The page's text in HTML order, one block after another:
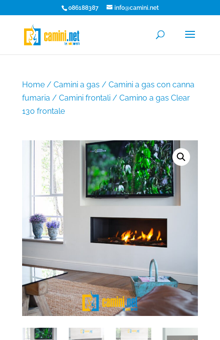
086188387 info@camini.net
Home/ Camini a gas / Camini a gas con canna
fumaria / Camini frontali/ Camino a gas Clear
130 frontale